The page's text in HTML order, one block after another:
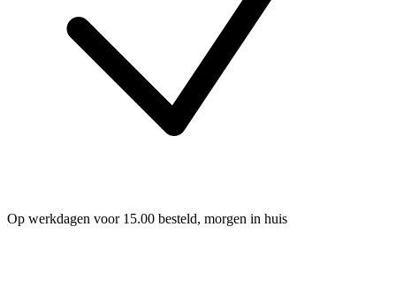
Op werkdagen voor 15.00 besteld, morgen in huis